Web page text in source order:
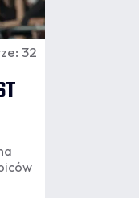
32